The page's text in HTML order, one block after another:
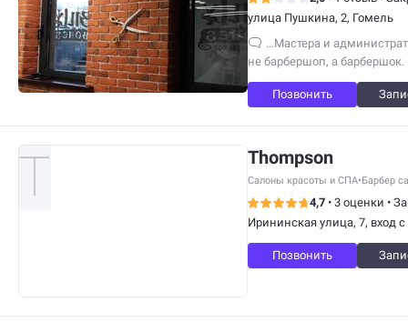
улица Пушкина, 2, Гомель
…Мастера и
не барбершоп, а барбершок.
Позвонить
Thompson
Салоны красоты и СПА•Барбер
4,7 • 3 оценки •
Ирининская улица, 7, вход
Позвонить